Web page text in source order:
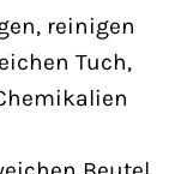
reinigen
Tuch,